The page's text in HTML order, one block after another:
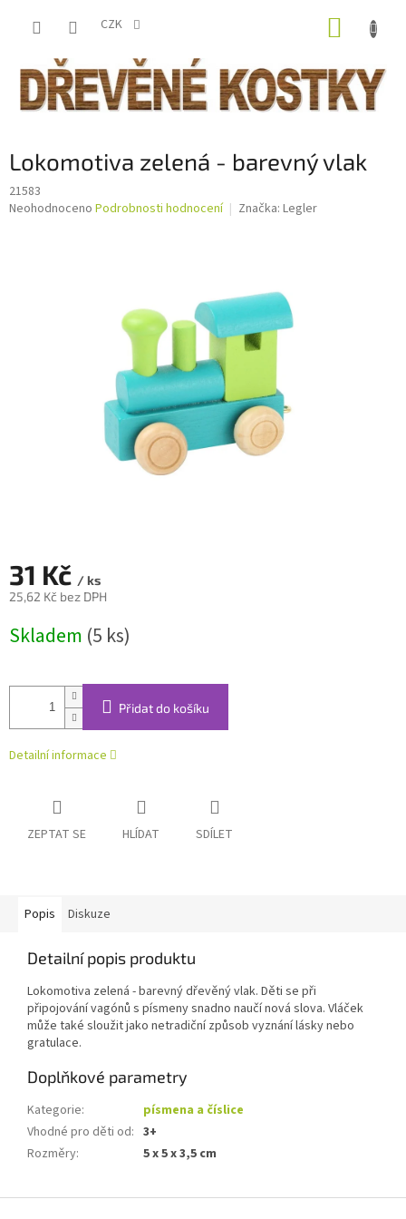
CZK
Lokomotiva zelená - barevný vlak
21583
Průměrné
Neohodnoceno Podrobnosti hodnocení Značka: Legler
31 Kč / ks
25,62 Kč bez DPH
cena:
Skladem (5 ks)
Přidat do košíku
Detailní informace
ZEPTAT SE HLÍDAT SDÍLET
Popis Diskuze
Detailní popis produktu
Lokomotiva zelená - barevný dřevěný vlak. Děti se při
připojování vagónů s písmeny snadno naučí nová slova. Vláček
může také sloužit jako netradiční způsob vyznání lásky nebo
gratulace.
Doplňkové parametry
Kategorie:
písmena a číslice
Vhodné pro děti od: 3+
Rozměry: 5 x 5 x 3,5 cm